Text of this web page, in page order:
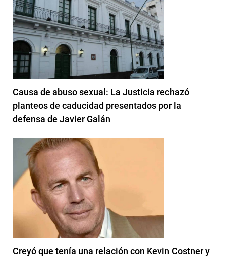
Causa de abuso sexual: La Justicia rechazó
planteos de caducidad presentados por la
defensa de Javier Galán
Creyó que tenía una relación con Kevin Costner y